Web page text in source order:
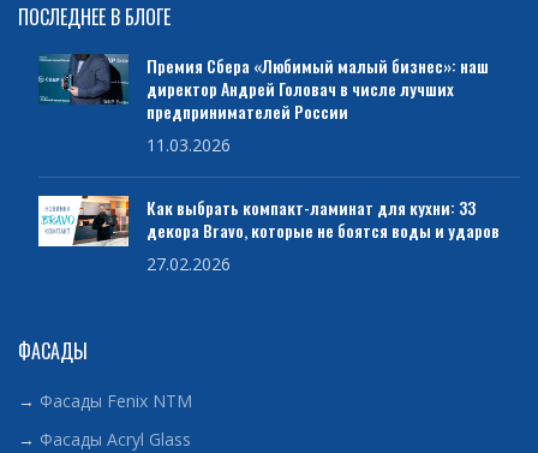
ПОСЛЕДНЕЕ В БЛОГЕ
Премия Сбера «Любимый малый бизнес»: наш
директор Андрей Головач в числе лучших
предпринимателей России
11.03.2026
Как выбрать компакт-ламинат для кухни: 33
декора Bravo, которые не боятся воды и ударов
27.02.2026
ФАСАДЫ
→ Фасады Fenix NTM
→ Фасады Acryl Glass